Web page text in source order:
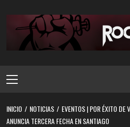
contenido
principal
INICIO NOTICIAS
EVENTOS | POR ÉXITO DE
ANUNCIA TERCERA FECHA EN SANTIAGO